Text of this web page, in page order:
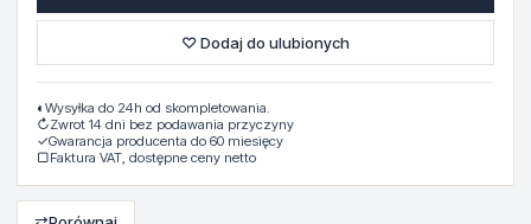
♡ Dodaj do ulubionych
◐ Wysyłka do 24h od skompletowania.
↻Zwrot 14 dni bez podawania przyczyny
✓Gwarancja producenta do 60 miesięcy
▢Faktura VAT, dostępne ceny netto